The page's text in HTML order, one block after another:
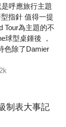
是呼應旅行主題
指針 值得一提
Tour為主題的不
球型桌鍾後 ，
色除了Damier
制表大事記